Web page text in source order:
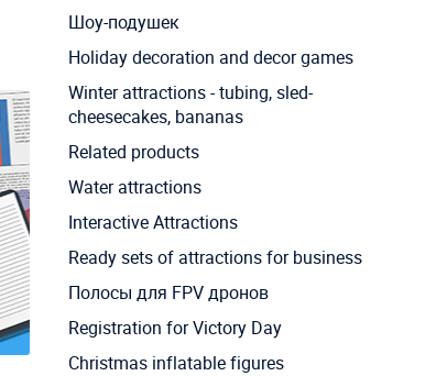
Шоу-подушек
Holiday decoration and decor games
Winter attractions - tubing, sled-
cheesecakes, bananas
Related products
Water attractions
Interactive Attractions
Ready sets of attractions for business
Полосы для FPV дронов
Registration for Victory Day
Christmas inflatable figures